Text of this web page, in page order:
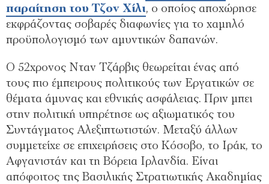
παραίτηση του Τζον Χίλι, ο οποίος αποχώρησε
εκφράζοντας σοβαρές διαφωνίες για το χαμηλό
προϋπολογισμό των αμυντικών δαπανών.
Ο 52χρονος Νταν Τζάρβις θεωρείται ένας από
τους πιο έμπειρους πολιτικούς των Εργατικών σε
θέματα άμυνας και εθνικής ασφάλειας. Πριν μπει
στην πολιτική υπηρέτησε ως αξιωματικός του
Συντάγματος Αλεξιπτωτιστών. Μεταξύ άλλων
συμμετείχε σε επιχειρήσεις στο Κόσοβο, το Ιράκ, το
Αφγανιστάν και τη Βόρεια Ιρλανδία. Είναι
απόφοιτος της Βασιλικής Στρατιωτικής Ακαδημίας